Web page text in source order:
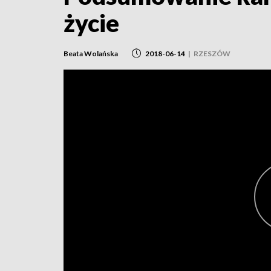
życie
Beata Wolańska 2018-06-14 | RZESZÓW